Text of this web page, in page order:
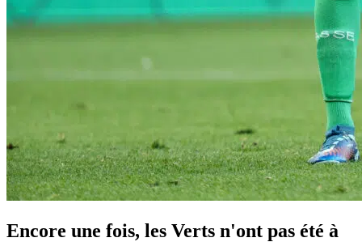
Encore une fois, les Verts n'ont pas été à